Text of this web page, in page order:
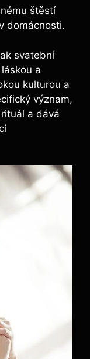
štěstí
domácnosti.
svatební
a
kulturou a
význam,
a dává